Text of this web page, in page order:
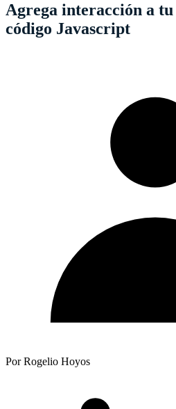
Agrega interacción a
código Javascript
Por Rogelio Hoyos